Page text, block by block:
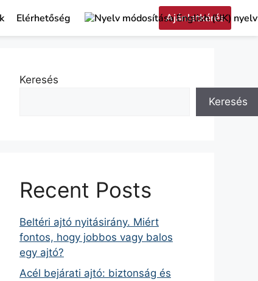
Elérhetőség Ajánlatkérés
Keresés
Keresés
Recent Posts
Beltéri ajtó nyitásirány. Miért
fontos, hogy jobbos vagy balos
egy ajtó?
Acél bejárati ajtó: biztonság és